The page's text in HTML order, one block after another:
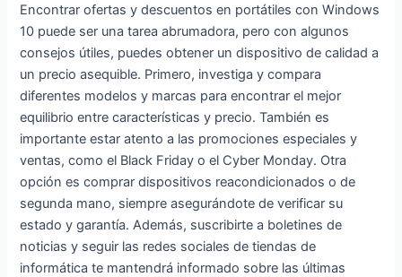
Encontrar ofertas y descuentos en portátiles con Windows
10 puede ser una tarea abrumadora, pero con algunos
consejos útiles, puedes obtener un dispositivo de calidad a
un precio asequible. Primero, investiga y compara
diferentes modelos y marcas para encontrar el mejor
equilibrio entre características y precio. También es
importante estar atento a las promociones especiales y
ventas, como el Black Friday o el Cyber Monday. Otra
opción es comprar dispositivos reacondicionados o de
segunda mano, siempre asegurándote de verificar su
estado y garantía. Además, suscribirte a boletines de
noticias y seguir las redes sociales de tiendas de
informática te mantendrá informado sobre las últimas